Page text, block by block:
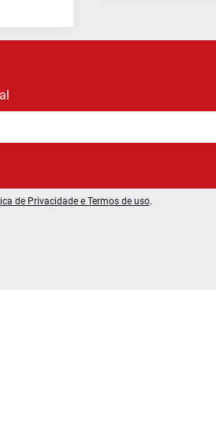
de Privacidade e Termos de uso.